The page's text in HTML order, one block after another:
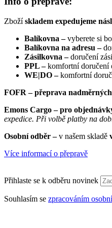
Zbožískladem expedujeme
Balíkovna –vyberete si
Balíkovna na adresu –
Zásilkovna –doručení
PPL –komfortní doručení
WE|DO –komfortní
FOFR – přeprava
Emons Cargo – pro
expedice. Při volbě platby na
Osobní odběr –v našem skladě
Více informací o přepravě
Přihlaste se k odběru novinek
Souhlasím se zpracováním